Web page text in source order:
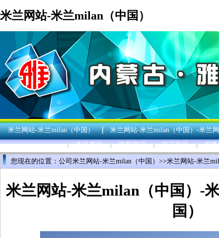
米兰网站-米兰milan（中国）
米兰网站-米兰milan（中国）
米兰网站-米兰milan（中国）-米兰
产品展示
党群建设 员工风采 服
您现在的位置： 公司米兰网站-米兰milan（中国） >>米兰网站-米兰
米兰网站-米兰milan（中国）-
国）